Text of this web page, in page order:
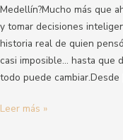
Medellín?Mucho más que
y tomar decisiones
historia real de quien
casi imposible… hasta que
todo puede cambiar.Desde
Leer más »